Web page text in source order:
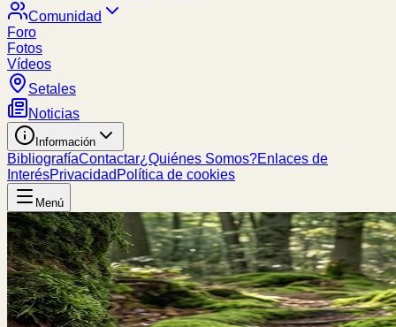
Comunidad
Foro
Fotos
Vídeos
Setales
Noticias
Información
BibliografíaContactar¿Quiénes Somos?Enlaces de
InterésPrivacidad Política de cookies
Menú